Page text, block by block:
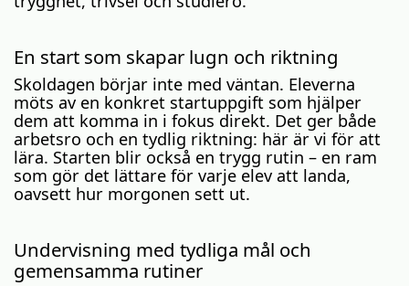
En start som skapar lugn och riktning
Skoldagen börjar inte med väntan. Eleverna
möts av en konkret startuppgift som hjälper
dem att komma in i fokus direkt. Det ger både
arbetsro och en tydlig riktning: här är vi för att
lära. Starten blir också en trygg rutin – en ram
som gör det lättare för varje elev att landa,
oavsett hur morgonen sett ut.
Undervisning med tydliga mål och
gemensamma rutiner